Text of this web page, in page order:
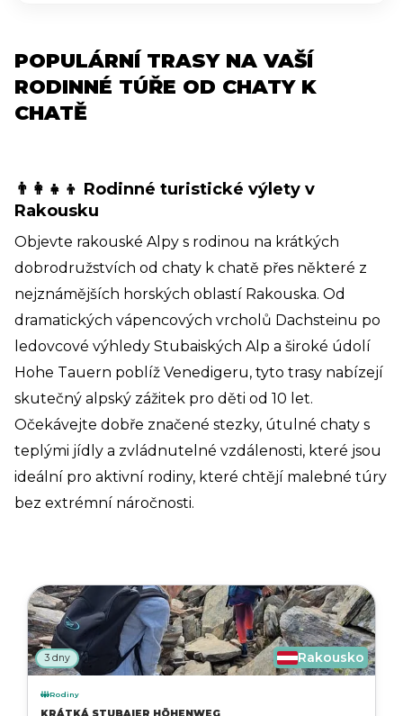
POPULÁRNÍ TRASY NA VAŠÍ
RODINNÉ TÚŘE OD CHATY K
CHATĚ
👨‍👩‍👧‍👦 Rodinné turistické výlety v
Rakousku
Objevte rakouské Alpy s rodinou na krátkých
dobrodružstvích od chaty k chatě přes některé z
nejznámějších horských oblastí Rakouska. Od
dramatických vápencových vrcholů Dachsteinu po
ledovcové výhledy Stubaiských Alp a široké údolí
Hohe Tauern poblíž Venedigeru, tyto trasy nabízejí
skutečný alpský zážitek pro děti od 10 let.
Očekávejte dobře značené stezky, útulné chaty s
teplými jídly a zvládnutelné vzdálenosti, které jsou
ideální pro aktivní rodiny, které chtějí malebné túry
bez extrémní náročnosti.
3 dny Rakousko
Rodiny